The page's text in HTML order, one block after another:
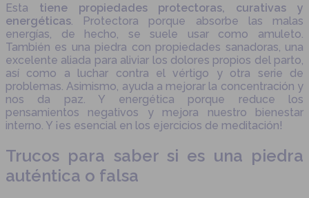
Esta tiene propiedades protectoras, curativas y
energéticas . Protectora porque absorbe las malas
energías, de hecho, se suele usar como amuleto.
También es una piedra con propiedades sanadoras, una
excelente aliada para aliviar los dolores propios del parto,
así como a luchar contra el vértigo y otra serie de
problemas. Asimismo, ayuda a mejorar la concentración y
nos da paz. Y energética porque reduce los
pensamientos negativos y mejora nuestro bienestar
interno. Y ¡es esencial en los ejercicios de meditación!
Trucos para saber si es una piedra
auténtica o falsa